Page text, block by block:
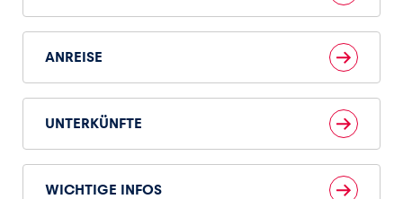
ANREISE
UNTERKÜNFTE
WICHTIGE INFOS